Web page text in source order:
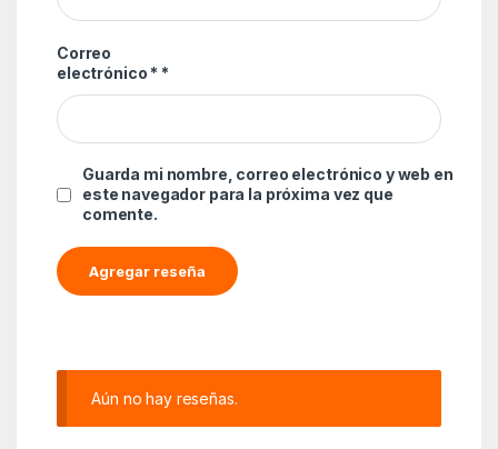
Correo
electrónico * *
Guarda mi nombre, correo electrónico y web en
este navegador para la próxima vez que
comente.
Aún no hay reseñas.